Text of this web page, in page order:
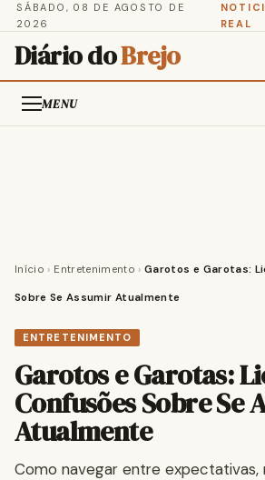
SÁBADO, 08 DE AGOSTO DE
2026
REAL
Diário doBrejo
MENU
Início › Entretenimento › Garotos e Garotas:
Sobre Se Assumir Atualmente
ENTRETENIMENTO
Garotos e Garotas:
Confusões Sobre Se
Atualmente
Como navegar entre expectativas,